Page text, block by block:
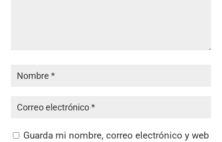
Guarda mi nombre, correo electrónico y web